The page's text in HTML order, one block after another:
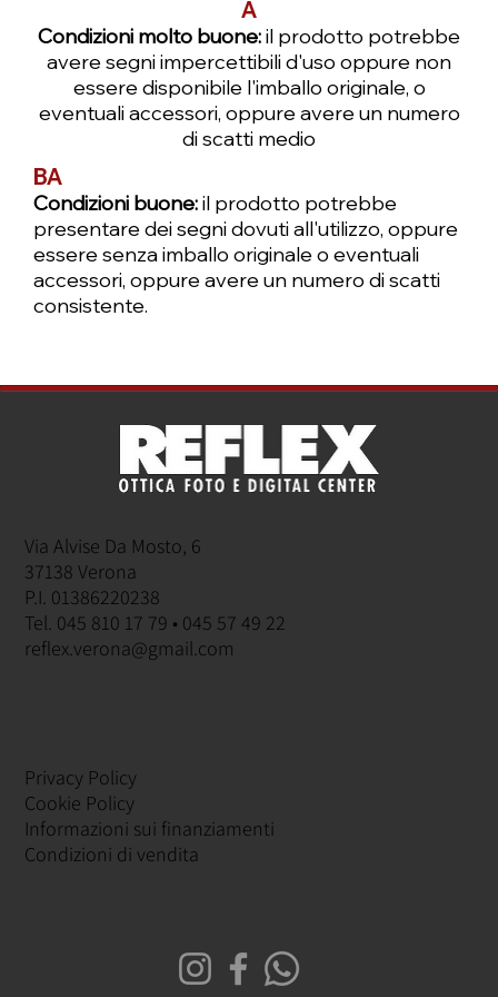
A
Condizioni molto buone:il prodotto potrebbe
avere segni impercettibili d'uso oppure non
essere disponibile l'imballo originale, o
eventuali accessori, oppure avere un numero
di scatti medio
BA
Condizioni buone:il prodotto potrebbe
presentare dei segni dovuti all'utilizzo, oppure
essere senza imballo originale o eventuali
accessori, oppure avere un numero di scatti
consistente.
Via Alvise Da Mosto, 6
37138 Verona
P.I. 01386220238
Tel. 045 810 17 79 • 045 57 49 22
reflex.verona@gmail.com
Privacy Policy
Cookie Policy
Informazioni sui finanziamenti
Condizioni di vendita